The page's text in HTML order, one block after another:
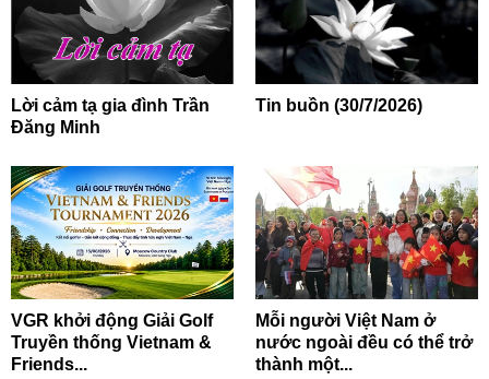
Lời cảm tạ gia đình Trần
Đăng Minh
Tin buồn (30/7/2026)
VGR khởi động Giải Golf
Truyền thống Vietnam &
Friends...
Mỗi người Việt Nam ở
nước ngoài đều có thể trở
thành một...